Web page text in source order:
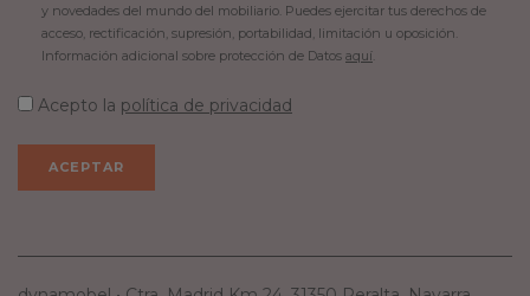
y novedades del mundo del mobiliario. Puedes ejercitar tus derechos de
acceso, rectificación, supresión, portabilidad, limitación u oposición.
Información adicional sobre protección de Datos aquí
Acepto la política de privacidad